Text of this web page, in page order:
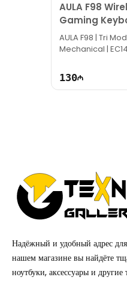
AULA F98
Gaming
White
AULA F98 | Tri Mode | 104 keys |
Mechanical |
130
Надёжный и удобный адрес
нашем магазине вы найдёте
ноутбуки, аксессуары и другие